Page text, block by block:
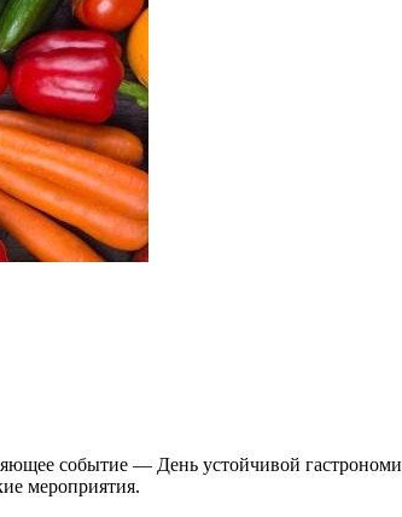
событие — День устойчивой
мероприятия.